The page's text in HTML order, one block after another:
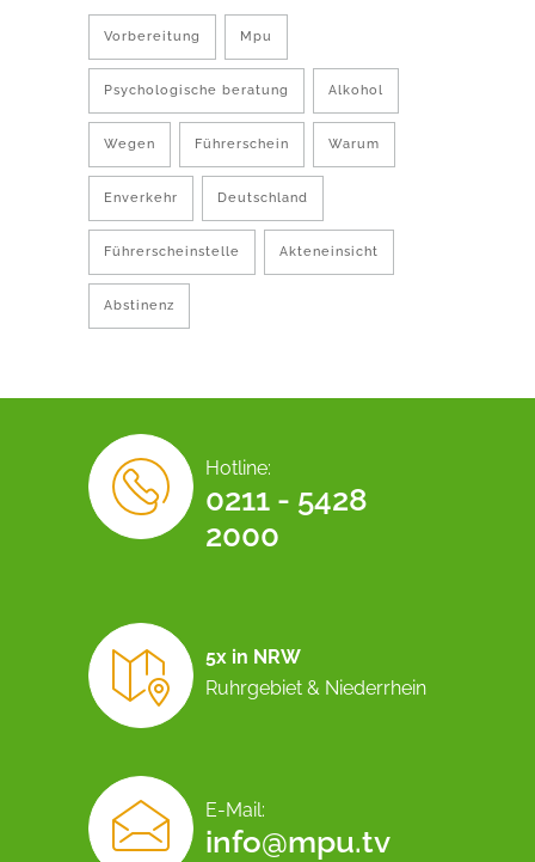
Vorbereitung Mpu
Psychologische beratung Alkohol
Wegen Führerschein Warum
Enverkehr Deutschland
Führerscheinstelle Akteneinsicht
Abstinenz
Hotline:
0211 - 5428
2000
5x in NRW
Ruhrgebiet & Niederrhein
E-Mail:
info@mpu.tv